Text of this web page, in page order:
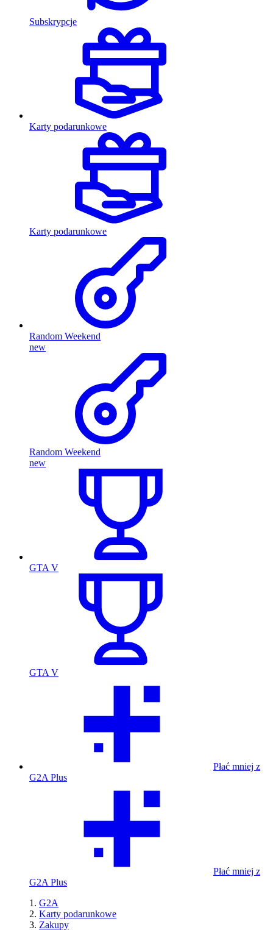
Subskrypcje
Karty podarunkowe
Karty podarunkowe
Random Weekend
new
Random Weekend
new
GTA V
GTA V
Płać mniej z
G2A Plus
Płać mniej z
G2A Plus
G2A
Karty podarunkowe
Zakupy